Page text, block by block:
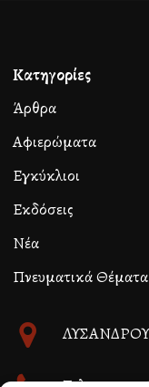
Κατηγορίες
Άρθρα
Αφιερώματα
Εγκύκλιοι
Εκδόσεις
Νέα
Πνευματικά Θέματα